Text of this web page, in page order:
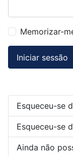
Memorizar-
Iniciar sessão
Esqueceu-se
Esqueceu-se
Ainda não